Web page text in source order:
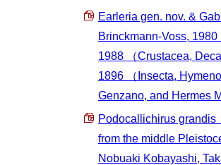
Earleria gen. nov. &
Brinckmann-Voss,
1988 （Crustacea,
1896 （Insecta,
Genzano, and Hermes
Podocallichirus grandis
from the middle
Nobuaki Kobayashi,